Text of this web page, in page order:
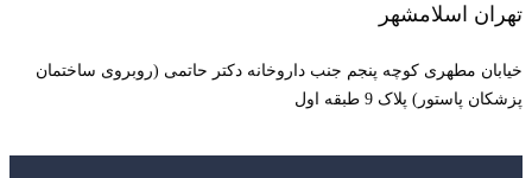
تهران اسلامشهر
خیابان مطهری کوچه پنجم جنب داروخانه دکتر حاتمی (روبروی ساختمان
پزشکان پاستور) پلاک 9 طبقه اول